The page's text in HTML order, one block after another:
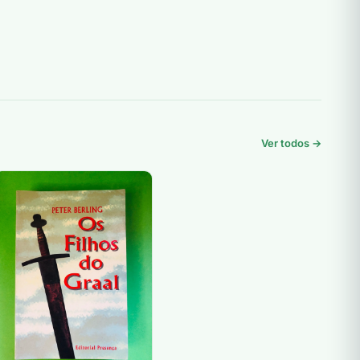
Ver todos →